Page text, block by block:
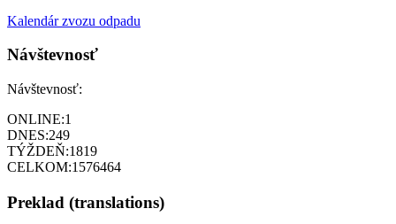
Kalendár zvozu odpadu
Návštevnosť
Návštevnosť:
ONLINE:1
DNES:249
TÝŽDEŇ:1819
CELKOM:1576464
Preklad (translations)